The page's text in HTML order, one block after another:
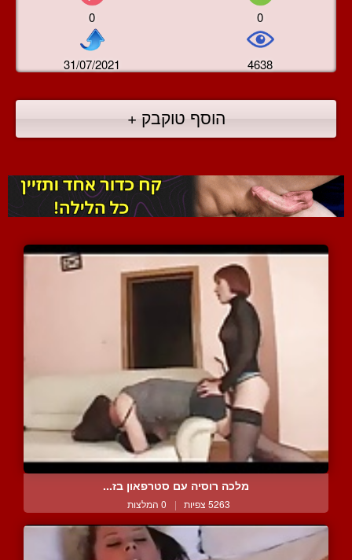
0 0
31/07/2021 4638
הוסף טוקבק +
מלכה רוסיה עם סטרפאון בז...
5263 צפיות | 0 המלצות